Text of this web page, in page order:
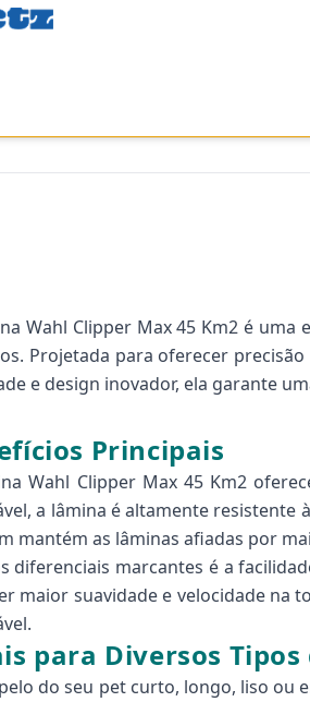
Wahl Clipper Max 45 Km2 é
Projetada para oferecer
e design inovador, ela garante
Principais
Wahl Clipper Max 45 Km2
a lâmina é altamente
mantém as lâminas afiadas por
diferenciais marcantes é a
maior suavidade e velocidade na
para Diversos Tipos
do seu pet curto, longo, liso ou